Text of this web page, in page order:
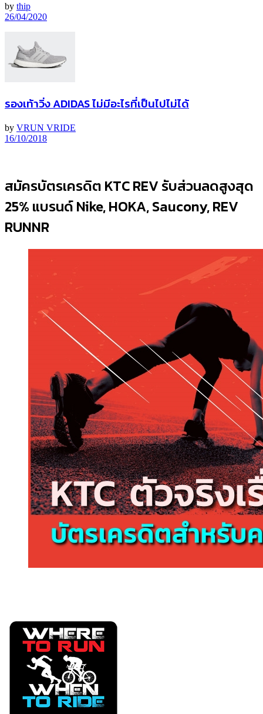
by thip
26/04/2020
รองเท้าวิ่ง ADIDAS ไม่มีอะไรที่เป็นไปไม่ได้
by VRUN VRIDE
16/10/2018
สมัครบัตรเครดิต KTC REV รับส่วนลดสูงสุด
25% แบรนด์ Nike, HOKA, Saucony, REV
RUNNR